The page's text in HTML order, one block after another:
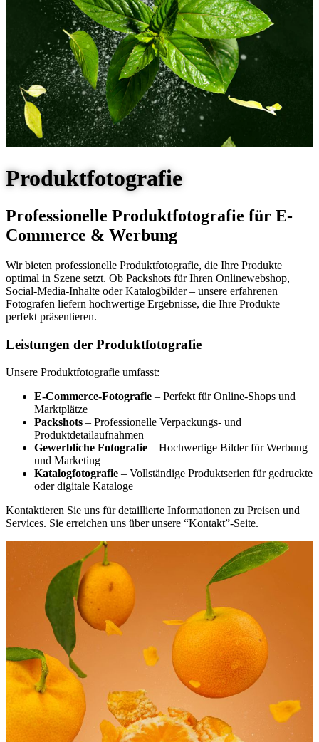
Produktfotografie
Professionelle Produktfotografie für E-
Commerce & Werbung
Wir bieten professionelle Produktfotografie, die Ihre Produkte
optimal in Szene setzt. Ob Packshots für Ihren Onlinewebshop,
Social-Media-Inhalte oder Katalogbilder – unsere erfahrenen
Fotografen liefern hochwertige Ergebnisse, die Ihre Produkte
perfekt präsentieren.
Leistungen der Produktfotografie
Unsere Produktfotografie umfasst:
E-Commerce-Fotografie – Perfekt für Online-Shops und
Marktplätze
Packshots – Professionelle Verpackungs- und
Produktdetailaufnahmen
Gewerbliche Fotografie – Hochwertige Bilder für Werbung
und Marketing
Katalogfotografie – Vollständige Produktserien für gedruckte
oder digitale Kataloge
Kontaktieren Sie uns für detaillierte Informationen zu Preisen und
Services. Sie erreichen uns über unsere “Kontakt”-Seite.